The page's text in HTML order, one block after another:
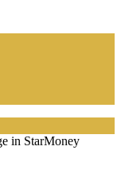
in StarMoney